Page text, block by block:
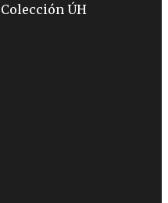
Colección ÚH